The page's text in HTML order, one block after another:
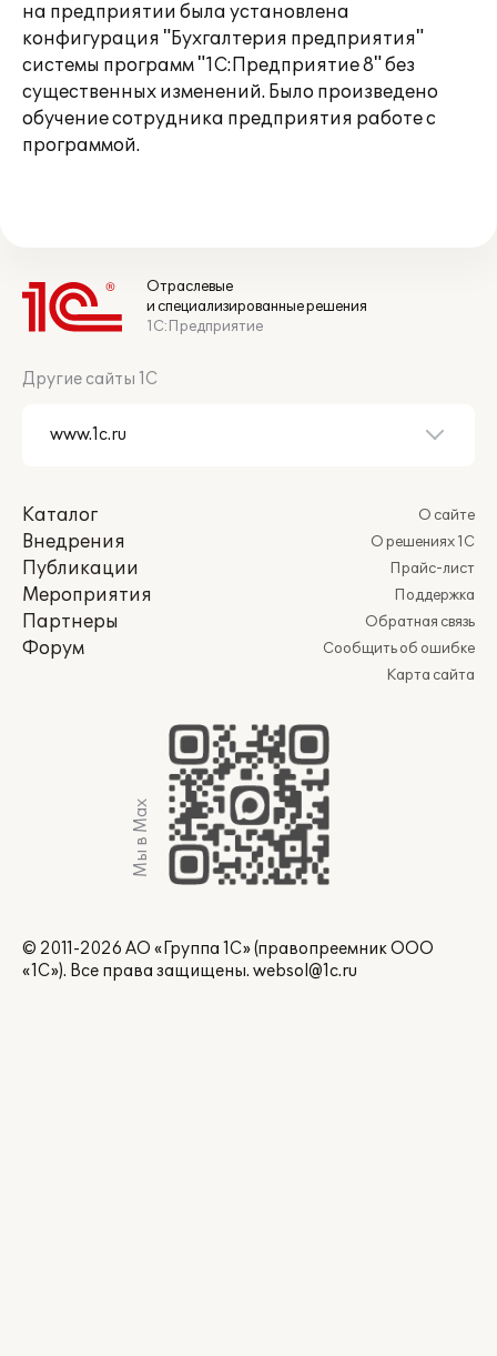
на предприятии была установлена
конфигурация "Бухгалтерия предприятия"
системы программ "1С:Предприятие 8" без
существенных изменений. Было произведено
обучение сотрудника предприятия работе с
программой.
Отраслевые
и специализированные решения
1С:Предприятие
Другие сайты 1С
Каталог
Внедрения
Публикации
Мероприятия
Партнеры
Форум
О сайте
О решениях 1С
Прайс-лист
Поддержка
Обратная связь
Сообщить об ошибке
Карта сайта
Мы в Max
© 2011-2026 АО «Группа 1С» (правопреемник ООО
«1С»). Все права защищены. websol@1c.ru